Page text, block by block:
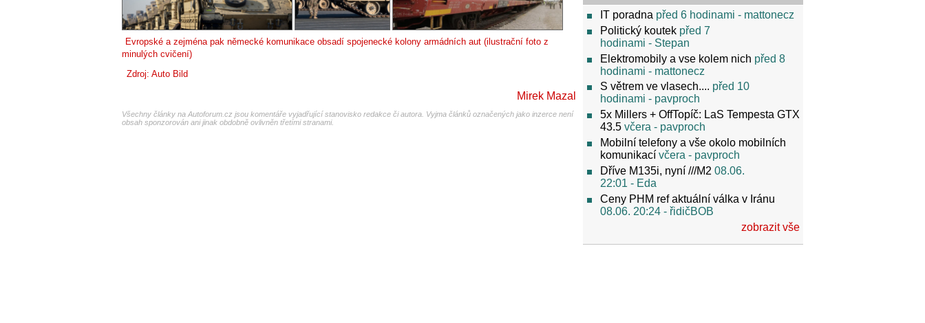
Evropské a zejména pak německé komunikace obsadí spojenecké kolony armádních aut (ilustrační foto z
minulých cvičení)
Zdroj: Auto Bild
Mirek Mazal
Všechny články na Autoforum.cz jsou komentáře vyjadřující stanovisko redakce či autora. Vyjma článků označených jako inzerce není
obsah sponzorován ani jinak obdobně ovlivněn třetími stranami.
IT poradna před 6 hodinami - mattonecz
Politický koutek před 7
hodinami - Stepan
Elektromobily a vse kolem nich před 8
hodinami - mattonecz
S větrem ve vlasech.... před 10
hodinami - pavproch
5x Millers + OffTopíč: LaS Tempesta GTX
43.5 včera - pavproch
Mobilní telefony a vše okolo mobilních
komunikací včera - pavproch
Dříve M135i, nyní ///M2 08.06.
22:01 - Eda
Ceny PHM ref aktuální válka v Iránu
08.06. 20:24 - řidičBOB
zobrazit vše